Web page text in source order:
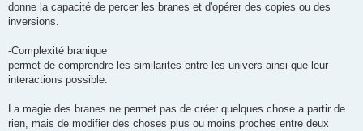
donne la capacité de percer les branes et d'opérer des copies ou des
inversions.
-Complexité branique
permet de comprendre les similarités entre les univers ainsi que leur
interactions possible.
La magie des branes ne permet pas de créer quelques chose a partir de
rien, mais de modifier des choses plus ou moins proches entre deux